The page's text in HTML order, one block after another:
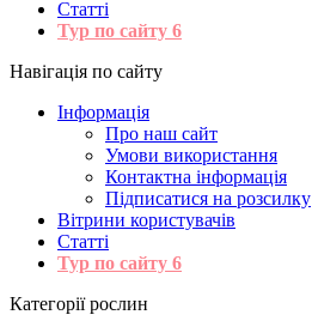
Статті
Тур по сайту 6
Навігація по сайту
Інформація
Про наш сайт
Умови використання
Контактна інформація
Підписатися на розсилку
Вітрини користувачів
Статті
Тур по сайту 6
Категорії рослин